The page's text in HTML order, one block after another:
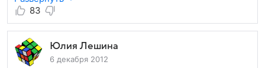
к Родине, нам потомкам — поучиться.
83
Юлия Лешина
6 декабря 2012